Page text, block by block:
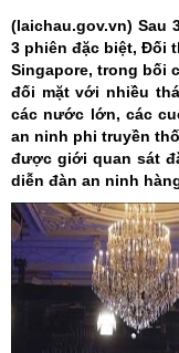
(laichau.gov.vn) Sau
3 phiên đặc biệt, Đối
Singapore, trong bối
đối mặt với nhiều
các nước lớn, các
an ninh phi truyền
được giới quan sát
diễn đàn an ninh